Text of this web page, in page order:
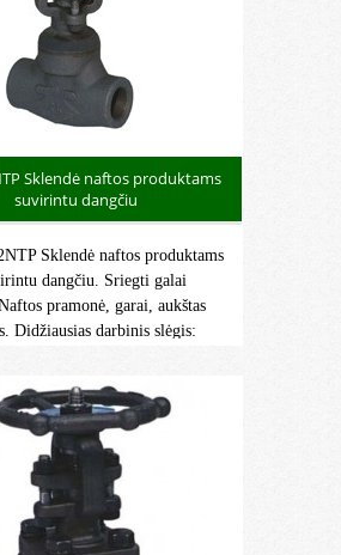
Sklendė naftos produktams
suvirintu dangčiu
Sklendė naftos produktams
dangčiu. Sriegti galai
pramonė, garai, aukštas
Didžiausias darbinis slėgis:
-29°C/+425°C.